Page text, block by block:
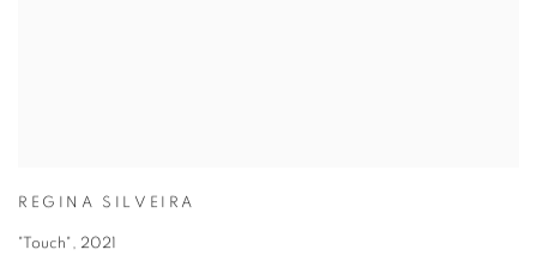
REGINA SILVEIRA
"Touch" , 2021